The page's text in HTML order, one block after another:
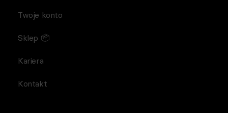
Twoje konto
Sklep 📦
Kariera
Kontakt